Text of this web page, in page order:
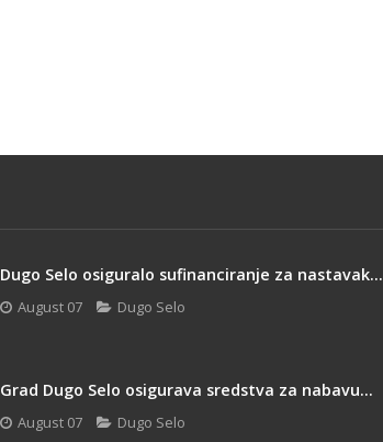
Dugo Selo osiguralo sufinanciranje za nastavak...
August 07 Dugo Selo
Grad Dugo Selo osigurava sredstva za nabavu...
August 07 Dugo Selo